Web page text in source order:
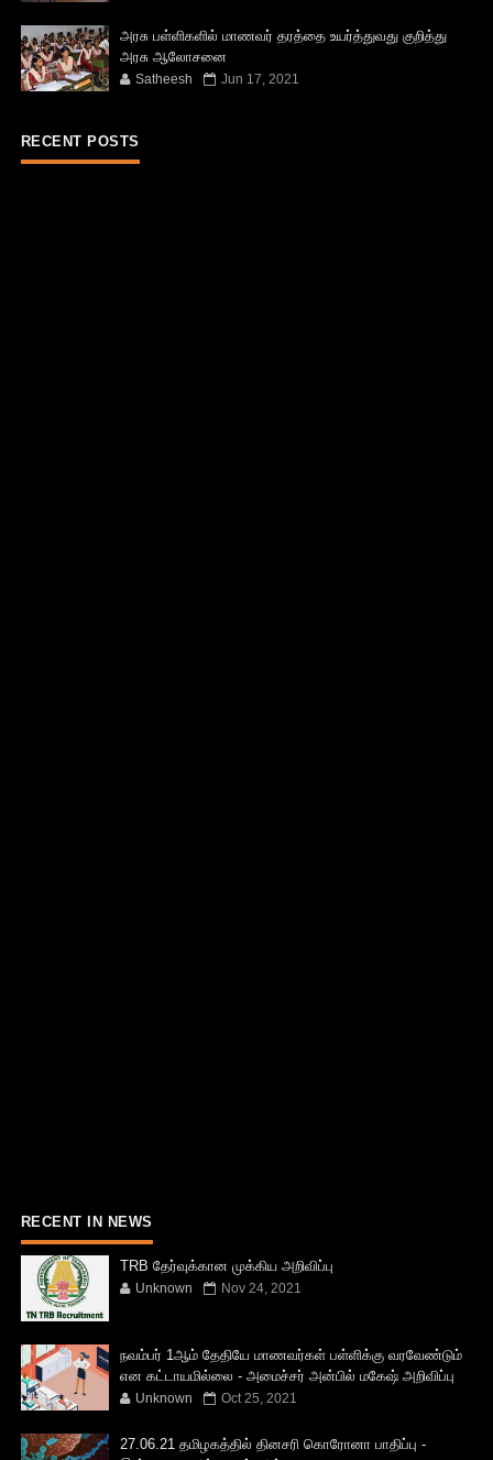
அரசு பள்ளிகளில் மாணவர் தரத்தை உயர்த்துவது குறித்து
அரசு ஆலோசனை
Satheesh Jun 17, 2021
RECENT POSTS
RECENT IN NEWS
TRB தேர்வுக்கான முக்கிய அறிவிப்பு
Unknown Nov 24, 2021
நவம்பர் 1ஆம் தேதியே மாணவர்கள் பள்ளிக்கு வரவேண்டும்
என கட்டாயமில்லை - அமைச்சர் அன்பில் மகேஷ் அறிவிப்பு
Unknown Oct 25, 2021
27.06.21 தமிழகத்தில் தினசரி கொரோனா பாதிப்பு -